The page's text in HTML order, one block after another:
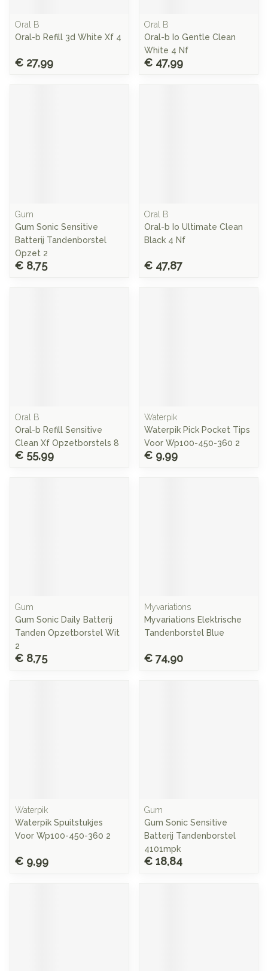
Oral B
Oral-b Refill 3d White Xf 4
€ 27,99
Oral B
Oral-b Io Gentle Clean
White 4 Nf
€ 47,99
Gum
Gum Sonic Sensitive
Batterij Tandenborstel
Opzet 2
€ 8,75
Oral B
Oral-b Io Ultimate Clean
Black 4 Nf
€ 47,87
Oral B
Oral-b Refill Sensitive
Clean Xf Opzetborstels 8
€ 55,99
Waterpik
Waterpik Pick Pocket Tips
Voor Wp100-450-360 2
€ 9,99
Gum
Gum Sonic Daily Batterij
Tanden Opzetborstel Wit
2
€ 8,75
Myvariations
Myvariations Elektrische
Tandenborstel Blue
€ 74,90
Waterpik
Waterpik Spuitstukjes
Voor Wp100-450-360 2
€ 9,99
Gum
Gum Sonic Sensitive
Batterij Tandenborstel
4101mpk
€ 18,84